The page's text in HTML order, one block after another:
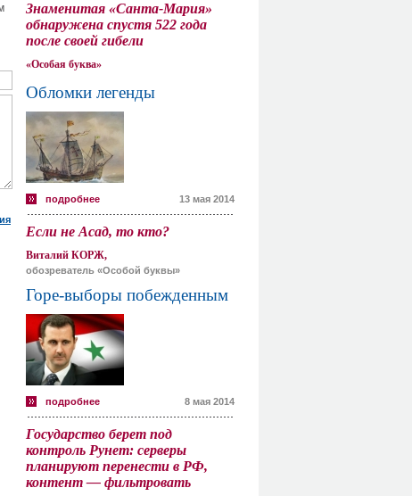
Знаменитая «Санта-Мария»
обнаружена спустя 522 года
после своей гибели
«Особая буква»
Обломки легенды
подробнее 13 мая 2014
Если не Асад, то кто?
Виталий КОРЖ,
обозреватель «Особой буквы»
Горе-выборы побежденным
подробнее 8 мая 2014
Государство берет под
контроль Рунет: серверы
планируют перенести в РФ,
контент — фильтровать